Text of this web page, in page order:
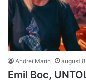
Andrei Marin august
Emil Boc,